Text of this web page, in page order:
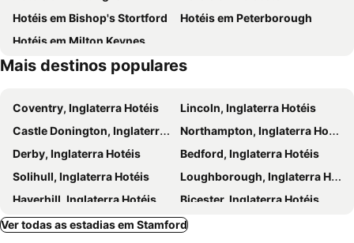
Hotéis em Bishop's Stortford
Hotéis em Peterborough
Hotéis em Milton Keynes
Mais destinos populares
Coventry, Inglaterra Hotéis
Lincoln, Inglaterra Hotéis
Castle Donington, Inglaterra Hotéis
Northampton, Inglaterra Hotéis
Derby, Inglaterra Hotéis
Bedford, Inglaterra Hotéis
Solihull, Inglaterra Hotéis
Loughborough, Inglaterra Hotéis
Haverhill, Inglaterra Hotéis
Bicester, Inglaterra Hotéis
Hemel Hempstead, Inglaterra Hotéis
Leamington Spa, Inglaterra Hotéis
Ver todas as estadias em Stamford